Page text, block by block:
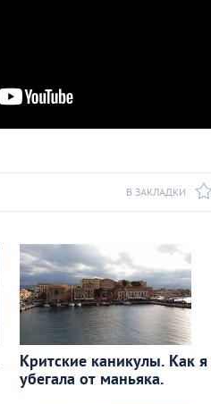
В ЗАКЛАДКИ
Критские каникулы. Как я
убегала от маньяка.